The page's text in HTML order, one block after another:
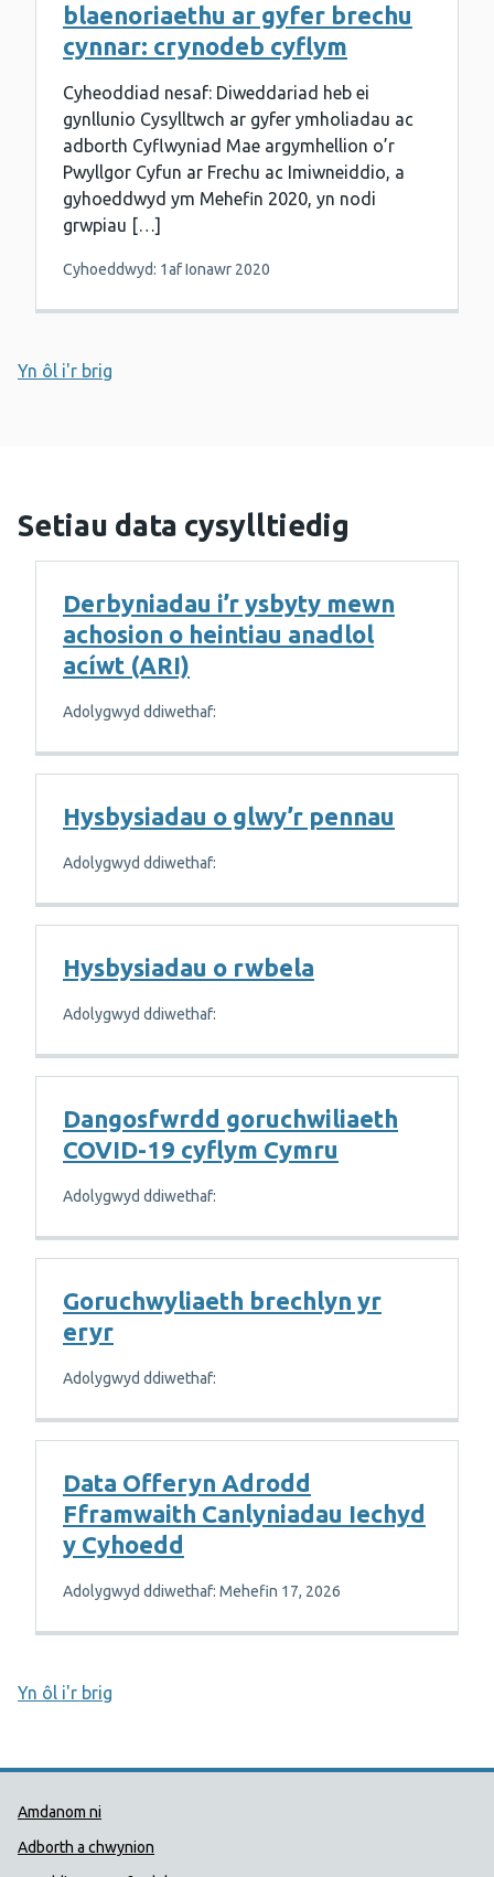
blaenoriaethu ar gyfer brechu
cynnar: crynodeb cyflym
Cyheoddiad nesaf: Diweddariad heb ei
gynllunio Cysylltwch ar gyfer ymholiadau ac
adborth Cyflwyniad Mae argymhellion o’r
Pwyllgor Cyfun ar Frechu ac Imiwneiddio, a
gyhoeddwyd ym Mehefin 2020, yn nodi
grwpiau […]
Cyhoeddwyd: 1af Ionawr 2020
Yn ôl i'r brig
Setiau data cysylltiedig
Derbyniadau i’r ysbyty mewn
achosion o heintiau anadlol
acíwt (ARI)
Adolygwyd ddiwethaf:
Hysbysiadau o glwy’r pennau
Adolygwyd ddiwethaf:
Hysbysiadau o rwbela
Adolygwyd ddiwethaf:
Dangosfwrdd goruchwiliaeth
COVID-19 cyflym Cymru
Adolygwyd ddiwethaf:
Goruchwyliaeth brechlyn yr
eryr
Adolygwyd ddiwethaf:
Data Offeryn Adrodd
Fframwaith Canlyniadau Iechyd
y Cyhoedd
Adolygwyd ddiwethaf: Mehefin 17, 2026
Yn ôl i'r brig
Dolenni Cymorth Iechyd
Amdanom ni
Adborth a chwynion